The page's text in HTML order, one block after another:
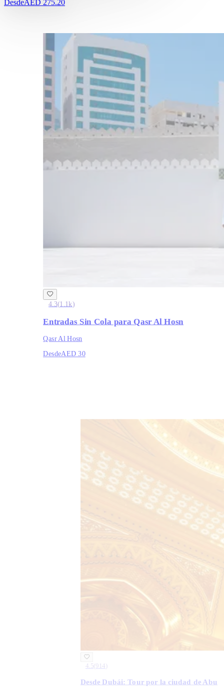
DesdeAED 275.20
4.3(1.1k)
Entradas Sin Cola para Qasr Al Hosn
Qasr Al Hosn
DesdeAED 30
4.5( 914 )
Desde Dubái: Tour por la ciudad de Abu